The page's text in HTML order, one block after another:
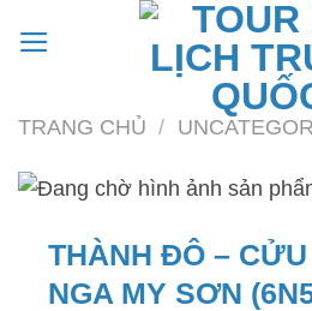
TRANG CHỦ /
THÀNH ĐÔ –
NGA MY SƠN